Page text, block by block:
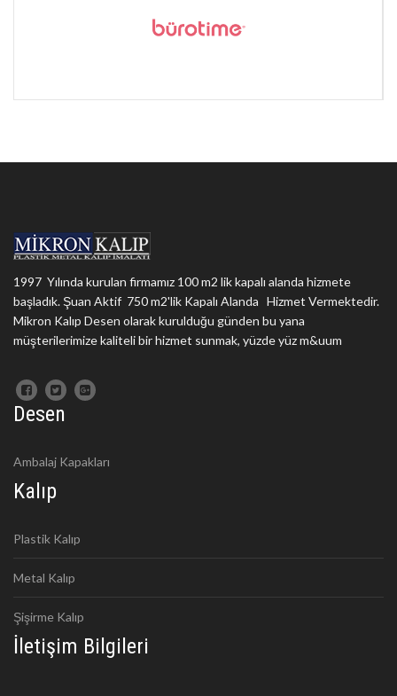
1997 Yılında kurulan firmamız 100 m2 lik kapalı alanda hizmete
başladık. Şuan Aktif 750 m2'lik Kapalı Alanda Hizmet Vermektedir.
Mikron Kalıp Desen olarak kurulduğu günden bu yana
müşterilerimize kaliteli bir hizmet sunmak, yüzde yüz m&uum
Desen
Ambalaj Kapakları
Kalıp
Plastik Kalıp
Metal Kalıp
Şişirme Kalıp
İletişim Bilgileri